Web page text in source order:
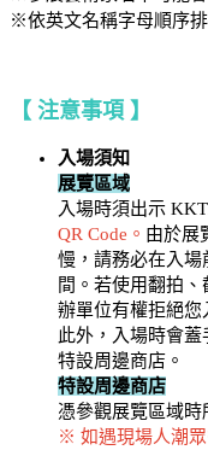
※依英文名稱字母順序排
【 注意事項 】
入場須知
展覽區域
入場時須出示
QR Code。 由於展
慢，請務必在入
間。若使用翻拍、
辦單位有權拒絕您
此外，入場時會
特設周邊商店。
特設周邊商店
憑參觀展覽區域時
※ 如遇現場人潮